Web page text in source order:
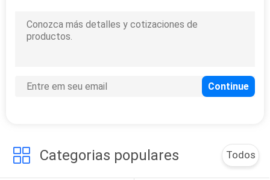
Categorias populares Todos